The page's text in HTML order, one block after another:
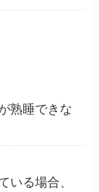
熟睡できな
いる場合、